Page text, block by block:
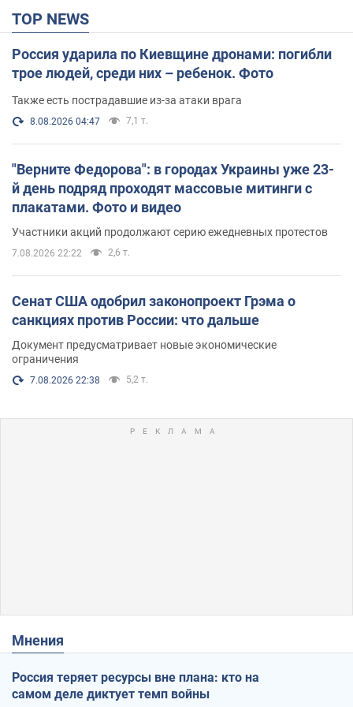
TOP NEWS
Россия ударила по Киевщине дронами: погибли
трое людей, среди них – ребенок. Фото
Также есть пострадавшие из-за атаки врага
8.08.2026 04:47 7,1 т.
"Верните Федорова": в городах Украины уже 23-
й день подряд проходят массовые митинги с
плакатами. Фото и видео
Участники акций продолжают серию ежедневных протестов
7.08.2026 22:22 2,6 т.
Сенат США одобрил законопроект Грэма о
санкциях против России: что дальше
Документ предусматривает новые экономические
ограничения
7.08.2026 22:38 5,2 т.
Мнения
Россия теряет ресурсы вне плана: кто на
самом деле диктует темп войны